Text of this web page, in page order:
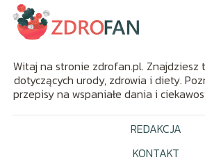
Witaj na stronie zdrofan.pl. Znajdziesz
dotyczących urody, zdrowia i diety.
przepisy na wspaniałe dania i
REDAKCJA
KONTAKT